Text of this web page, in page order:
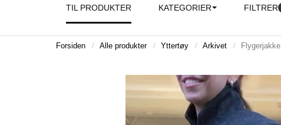
TIL PRODUKTER KATEGORIER FILTRER
Forsiden Alle produkter Yttertøy Arkivet Flygerjakke